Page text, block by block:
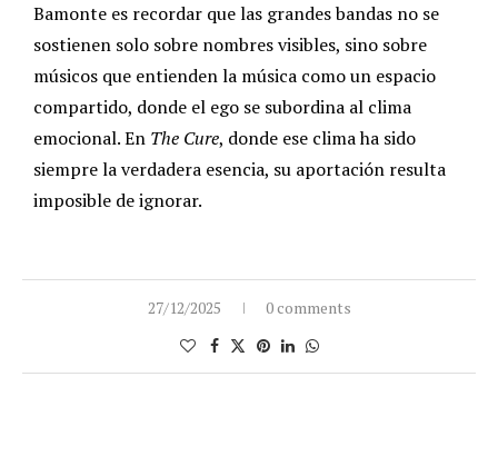
Bamonte es recordar que las grandes bandas no se
sostienen solo sobre nombres visibles, sino sobre
músicos que entienden la música como un espacio
compartido, donde el ego se subordina al clima
emocional. En The Cure, donde ese clima ha sido
siempre la verdadera esencia, su aportación resulta
imposible de ignorar.
27/12/2025 0 comments